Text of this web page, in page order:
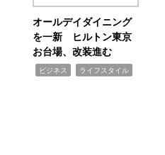
オールデイダイニング
を一新 ヒルトン東京
お台場、改装進む
ビジネス ライフスタイル